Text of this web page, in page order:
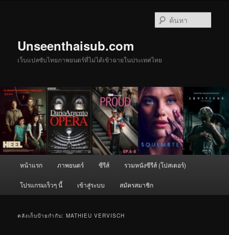
Unseenthaisub.com
เว็บแปลซับไทยภาพยนตร์ที่ไม่ได้เข้าฉายในประเทศไทย
หน้าแรก ภาพยนตร์ ซีรีส์ รวมหนังซีรีส์ (โปสเตอร์)
โปรแกรมเร็วๆ นี้ เข้าสู่ระบบ สมัครสมาชิก
คลังเก็บป้ายกำกับ:MATHIEU VERVISCH